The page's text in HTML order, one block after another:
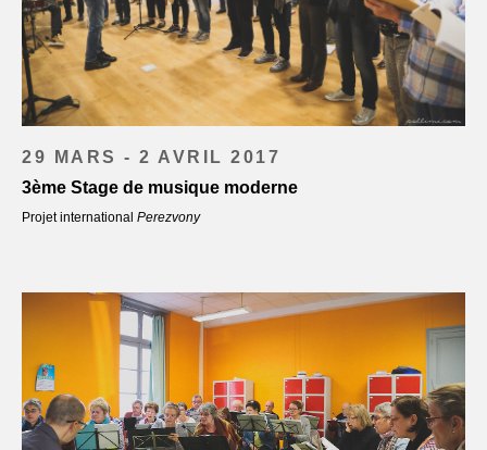
29 MARS - 2 AVRIL 2017
3ème Stage de musique moderne
Projet international Perezvony